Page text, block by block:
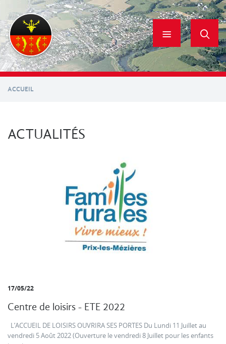
contenu
principal
ACCUEIL
ACTUALITÉS
17/05/22
Centre de loisirs - ETE 2022
L’ACCUEIL DE LOISIRS OUVRIRA SES PORTES Du Lundi 11 Juillet au
vendredi 5 Août 2022 (Ouverture le vendredi 8 Juillet pour les enfants